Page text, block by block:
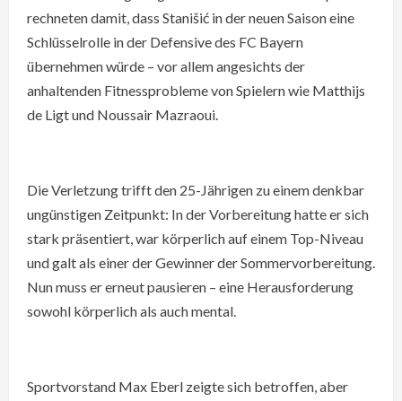
rechneten damit, dass Stanišić in der neuen Saison eine
Schlüsselrolle in der Defensive des FC Bayern
übernehmen würde – vor allem angesichts der
anhaltenden Fitnessprobleme von Spielern wie Matthijs
de Ligt und Noussair Mazraoui.
Die Verletzung trifft den 25-Jährigen zu einem denkbar
ungünstigen Zeitpunkt: In der Vorbereitung hatte er sich
stark präsentiert, war körperlich auf einem Top-Niveau
und galt als einer der Gewinner der Sommervorbereitung.
Nun muss er erneut pausieren – eine Herausforderung
sowohl körperlich als auch mental.
Sportvorstand Max Eberl zeigte sich betroffen, aber